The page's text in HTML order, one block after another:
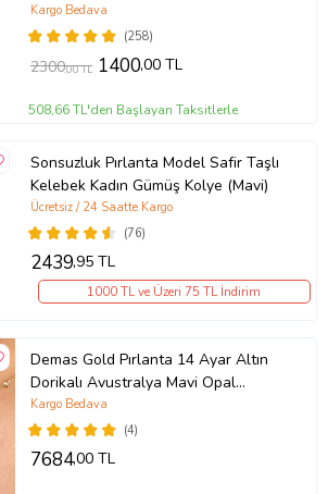
(258)
Kargo Bedava
2300,00 TL 1400,00 TL
508,66 TL'den Başlayan Taksitlerle
Sonsuzluk Pırlanta Model Safir Taşlı
Kelebek Kadın Gümüş Kolye (Mavi)
(76)
Ücretsiz / 24 Saatte Kargo
2439,95 TL
1000 TL ve Üzeri 75 TL İndirim
Demas Gold Pırlanta 14 Ayar Altın
Dorikalı Avustralya Mavi Opal
Kaplumbağa Kolye (Sarı)
(4)
Kargo Bedava
7684,00 TL